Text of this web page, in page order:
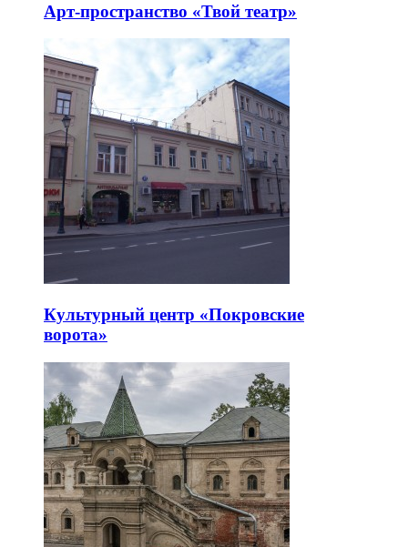
Арт-пространство «Твой театр»
Культурный центр «Покровские
ворота»